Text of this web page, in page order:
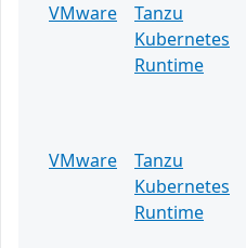
VMware
Tanzu
Kubernetes
Runtime
VMware
Tanzu
Kubernetes
Runtime